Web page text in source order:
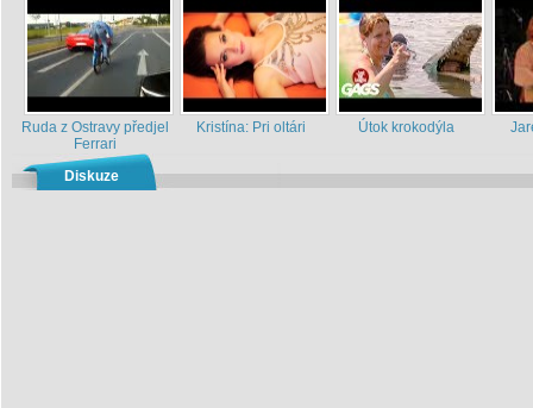
Ruda z Ostravy předjel
Ferrari
Kristína: Pri oltári Útok krokodýla
Diskuze